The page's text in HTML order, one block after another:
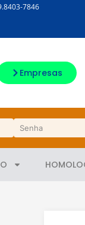
7846
Empresas